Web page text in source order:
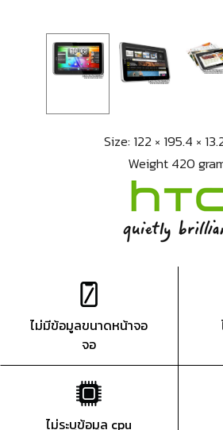
Size: 122 × 195.4 ×
Weight 420
ไม่มีข้อมูลขนาดหน้าจอ
จอ
ไม่ระบุข้อมูล cpu